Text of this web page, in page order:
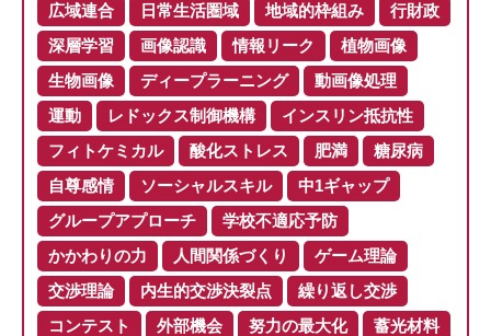
広域連合
日常生活圏域 地域的枠組み
行財政
深層学習
画像認識 情報リーク
植物画像
生物画像
ディープラーニング
動画像処理
運動
レドックス制御機構
インスリン抵抗性
フィトケミカル
酸化ストレス 肥満
糖尿病
自尊感情
ソーシャルスキル
中1ギャップ
グループアプローチ
学校不適応予防
かかわりの力
人間関係づくり
ゲーム理論
交渉理論
内生的交渉決裂点
繰り返し交渉
コンテスト
外部機会 努力の最大化
蓄光材料